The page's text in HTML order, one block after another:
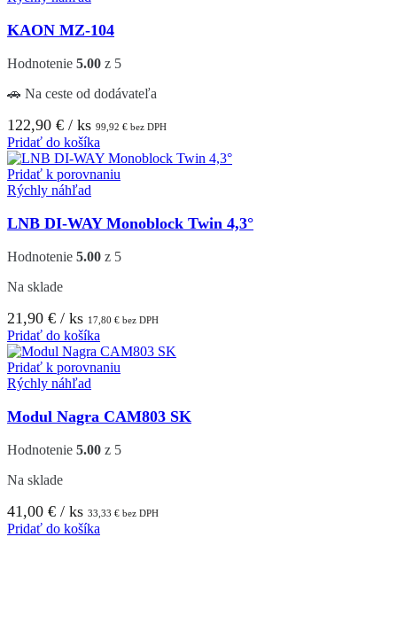
KAON MZ-104
Hodnotenie 5.00 z 5
🚗 Na ceste od dodávateľa
122,90 € / ks 99,92 € bez DPH
Pridať do košíka
Pridať k porovnaniu
Rýchly náhľad
LNB DI-WAY Monoblock Twin 4,3°
Hodnotenie 5.00 z 5
Na sklade
21,90 € / ks 17,80 € bez DPH
Pridať do košíka
Pridať k porovnaniu
Rýchly náhľad
Modul Nagra CAM803 SK
Hodnotenie 5.00 z 5
Na sklade
41,00 € / ks 33,33 € bez DPH
Pridať do košíka